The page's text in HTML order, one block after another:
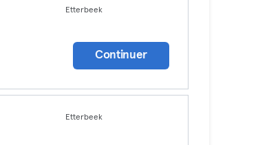
Etterbeek
Continuer
Etterbeek